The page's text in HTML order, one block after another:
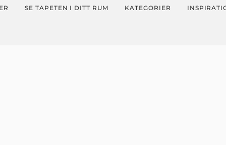
SE TAPETEN I DITT RUM KATEGORIER